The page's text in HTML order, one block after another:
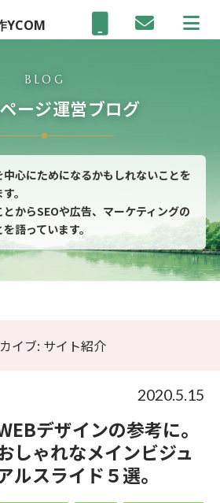
YCOM
ージ運営ブログ
BLOG
心にためになるかもしれないことを
。
からSEOや広告、マーケティングの
語っています。
イブ: サイト紹介
2020.5.15
デザインの参考に。
しゃれなメインビジュ
ルスライド５選。